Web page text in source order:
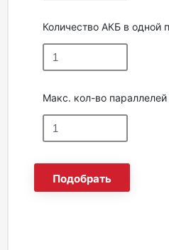
Количество АКБ в одной
Макс. кол-во параллелей
Подобрать